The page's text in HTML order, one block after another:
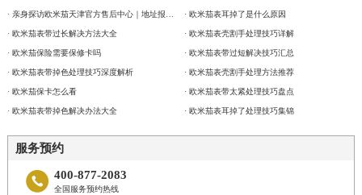
· 亲身探访欧米茄天津官方售后中心｜地址报修全流程真实经历（2026年6月最新）
· 欧米茄表带过长解决方法大全
· 欧米茄保险需要保修卡吗
· 欧米茄表带掉色处理技巧深度解析
· 欧米茄保卡怎么看
· 欧米茄表带掉色解决办法大全
· 欧米茄表耳掉了是什么原因
· 欧米茄表壳割手处理技巧详解
· 欧米茄表带过短解决技巧汇总
· 欧米茄表壳割手处理方法推荐
· 欧米茄表带太紧处理技巧盘点
· 欧米茄表耳掉了处理技巧集锦
服务预约
 400-877-2083
全国服务预约热线